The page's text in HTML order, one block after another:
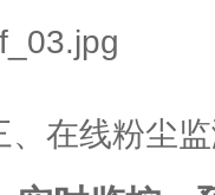
、在线粉尘